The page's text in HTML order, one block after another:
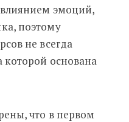
эмоций,
поэтому
не всегда
которой основана
что в первом